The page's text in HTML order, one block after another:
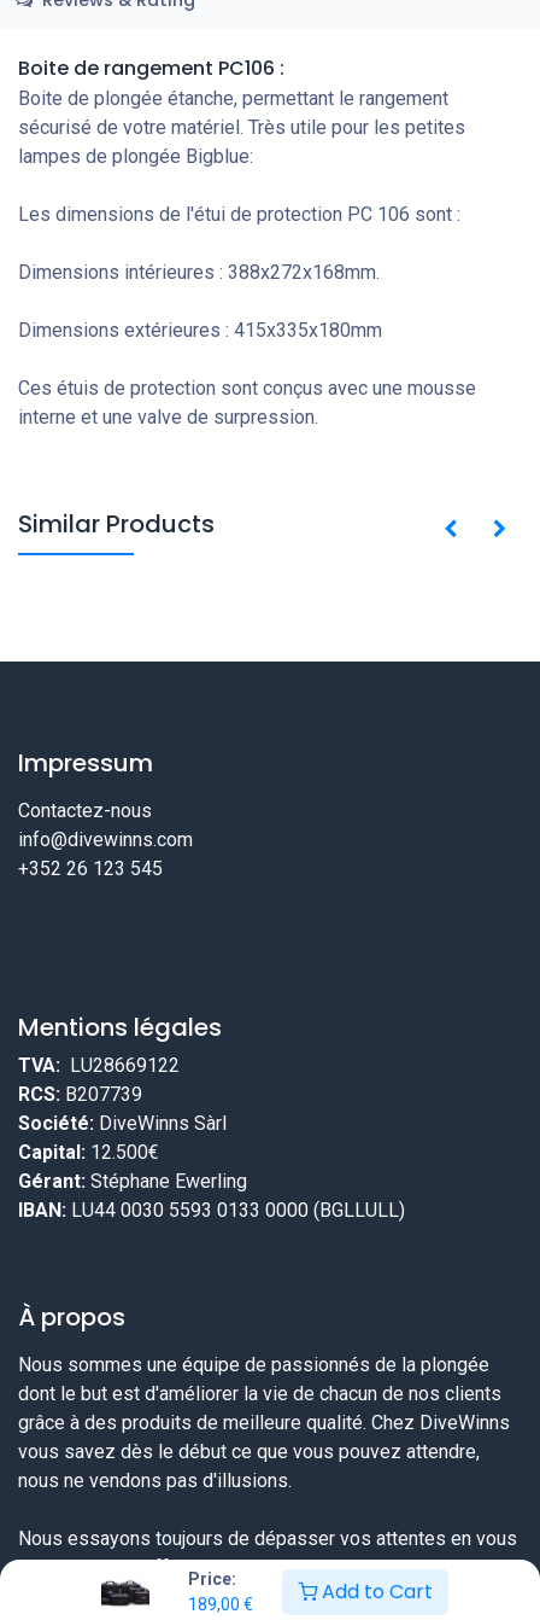
Price:
189,00 € Add to Cart
Boite de rangement PC106 :
Boite de plongée étanche, permettant le rangement
sécurisé de votre matériel. Très utile pour les petites
lampes de plongée Bigblue:
Les dimensions de l'étui de protection PC 106 sont :
Dimensions intérieures : 388x272x168mm.
Dimensions extérieures : 415x335x180mm
Ces étuis de protection sont conçus avec une mousse
interne et une valve de surpression.
Similar Products
Impressum
Contactez-nous
info@divewinns.com
+352 26 123 545
Mentions légales
TVA: LU28669122
RCS: B207739
Société: DiveWinns Sàrl
Capital: 12.500€
Gérant: Stéphane Ewerling
IBAN: LU44 0030 5593 0133 0000 (BGLLULL)
À propos
Nous sommes une équipe de passionnés de la plongée
dont le but est d'améliorer la vie de chacun de nos clients
grâce à des produits de meilleure qualité. Chez DiveWinns
vous savez dès le début ce que vous pouvez attendre,
nous ne vendons pas d'illusions.
Nous essayons toujours de dépasser vos attentes en vous
proposant une offre très complète sur tout ce dont un
plongeur a besoin et ceci à un prix sérieux et une qualité de